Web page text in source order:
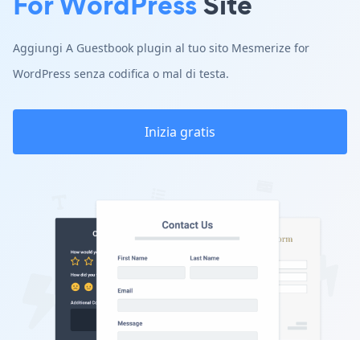
Aggiungi A Guestbook plugin al tuo sito Mesmerize for
WordPress senza codifica o mal di testa.
Inizia gratis